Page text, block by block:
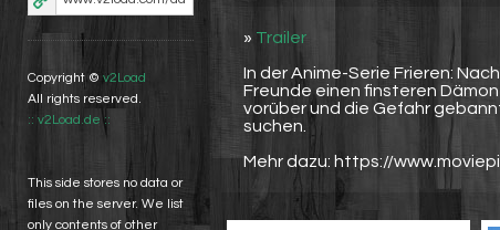
Copyright © v2Load
All rights reserved.
:: v2Load.de ::
This side stores no data or
files on the server. We list
only contents of other
» Trailer
In der Anime-Serie Frieren:
Freunde einen finsteren
vorüber und die Gefahr
suchen.
Mehr dazu: https://